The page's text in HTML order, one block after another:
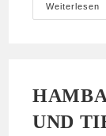
Weiterlesen
UND